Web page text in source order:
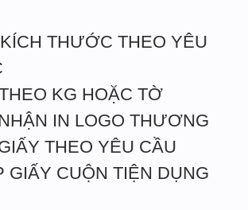
THƯỚC THEO YÊU
KG HOẶC TỜ
IN LOGO THƯƠNG
THEO YÊU CẦU
GIẤY CUỘN TIỆN DỤNG